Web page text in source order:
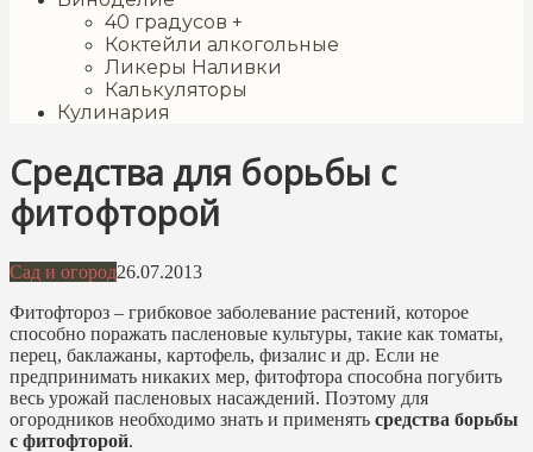
40 градусов +
Коктейли алкогольные
Ликеры Наливки
Калькуляторы
Кулинария
Средства для борьбы с
фитофторой
Сад и огород26.07.2013
Фитофтороз – грибковое заболевание растений, которое
способно поражать пасленовые культуры, такие как томаты,
перец, баклажаны, картофель, физалис и др. Если не
предпринимать никаких мер, фитофтора способна погубить
весь урожай пасленовых насаждений. Поэтому для
огородников необходимо знать и применять средства борьбы
с фитофторой.